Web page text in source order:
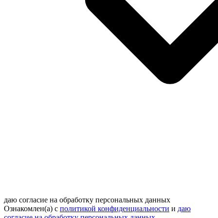
даю согласие на обработку персональных данных
Ознакомлен(а) с политикой конфиденциальности и даю